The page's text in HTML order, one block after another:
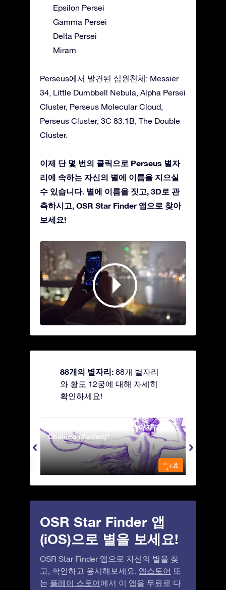
Epsilon Persei
Gamma Persei
Delta Persei
Miram
Perseus에서 발견된 심원천체: Messier
34, Little Dumbbell Nebula, Alpha Persei
Cluster, Perseus Molecular Cloud,
Perseus Cluster, 3C 83.1B, The Double
Cluster.
이제 단 몇 번의 클릭으로 Perseus 별자
리에 속하는 자신의 별에 이름을 지으실
수 있습니다. 별에 이름을 짓고, 3D로 관
측하시고, OSR Star Finder 앱으로 찾아
보세요!
88개의 별자리: 88개 별자리
와 황도 12궁에 대해 자세히
확인하세요!
Andromeda - 사슬에 묶인 여자 (The
Chained Maiden)
º¸±â
OSR Star Finder 앱
(iOS)으로 별을 보세요!
OSR Star Finder 앱으로 자신의 별을 찾
고, 확인하고 응시해보세요. 앱스토어 또
는 플레이 스토어에서 이 앱을 무료로 다